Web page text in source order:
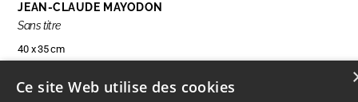
JEAN-CLAUDE MAYODON
Sans titre
40 x 35 cm
Ce site Web utilise des cookies